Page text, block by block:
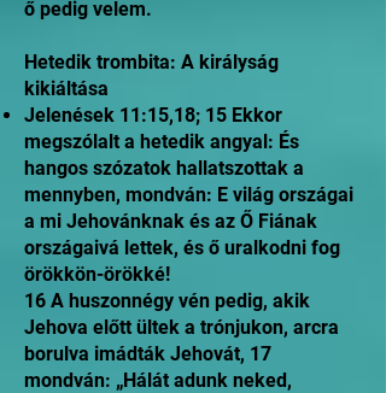
ő pedig velem.
Hetedik trombita: A királyság
kikiáltása
Jelenések 11:15,18; 15 Ekkor
megszólalt a hetedik angyal: És
hangos szózatok hallatszottak a
mennyben, mondván: E világ országai
a mi Jehovánknak és az Ő Fiának
országaivá lettek, és ő uralkodni fog
örökkön-örökké!
16 A huszonnégy vén pedig, akik
Jehova előtt ültek a trónjukon, arcra
borulva imádták Jehovát, 17
mondván: „Hálát adunk neked,